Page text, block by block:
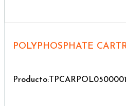
POLYPHOSPHATE
Producto:TPCARPOL0500001